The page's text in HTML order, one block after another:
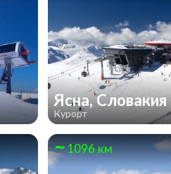
Ясна, Словакия
Курорт
1096 км